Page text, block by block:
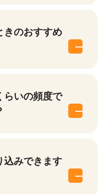
きのおすすめ
らいの頻度で
込みできます